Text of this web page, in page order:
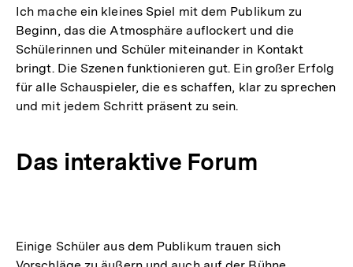
Ich mache ein kleines Spiel mit dem Publikum zu
Beginn, das die Atmosphäre auflockert und die
Schülerinnen und Schüler miteinander in Kontakt
bringt. Die Szenen funktionieren gut. Ein großer Erfolg
für alle Schauspieler, die es schaffen, klar zu sprechen
und mit jedem Schritt präsent zu sein.
Das interaktive Forum
Einige Schüler aus dem Publikum trauen sich